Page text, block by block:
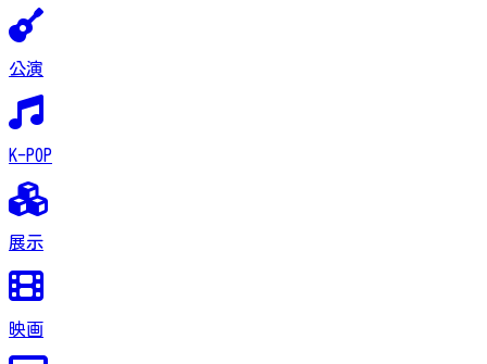
公演
K-POP
展示
映画